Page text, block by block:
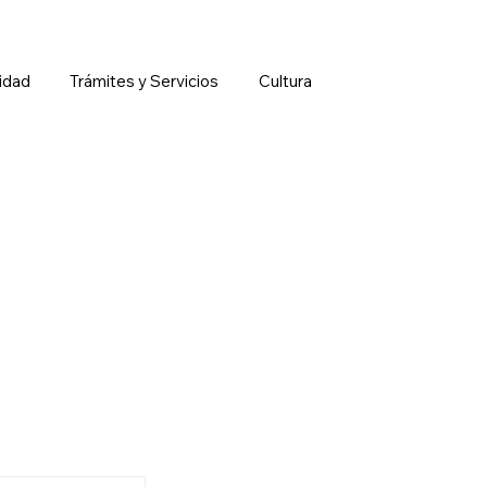
Trámites y Servicios Cultura